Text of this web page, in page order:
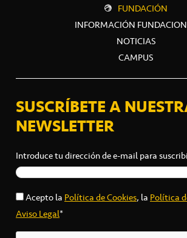
FUNDACIÓN
INFORMACIÓN
NOTICIAS
CAMPUS
SUSCRÍBETE A
NEWSLETTER
Introduce tu dirección de e-mail para
Acepto laPolítica de Cookies, laPolítica
Aviso Legal*